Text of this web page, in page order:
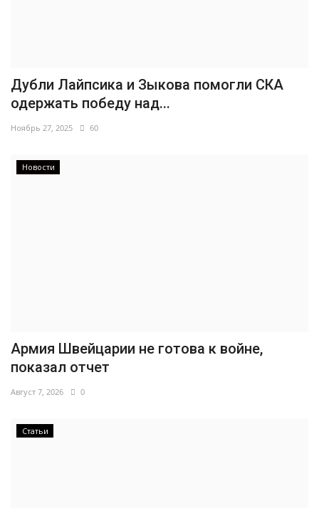
Дубли Лайпсика и Зыкова помогли СКА
одержать победу над...
Ноябрь 27, 2025 60
Новости
Армия Швейцарии не готова к войне,
показал отчет
Август 7, 2026 0
Статьи